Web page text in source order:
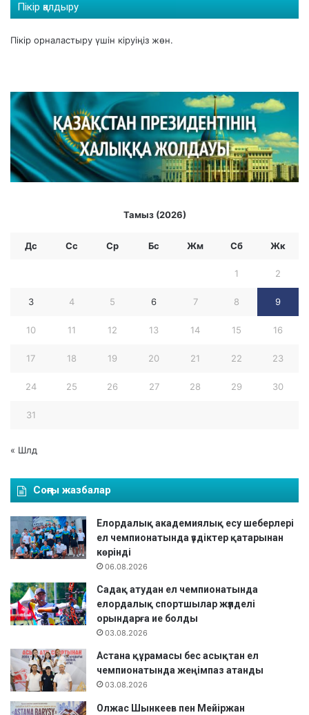
Пікір қалдыру
Пікір орналастыру үшін кіруіңіз жөн.
Тамыз (2026)
Дс Сс Ср Бc Жм Сб Жк
1 2
3 4 5 6 7 8 9
10 11 12 13 14 15 16
17 18 19 20 21 22 23
24 25 26 27 28 29 30
31
« Шлд
Соңғы жазбалар
Елордалық академиялық есу шеберлері
ел чемпионатында үздіктер қатарынан
көрінді
06.08.2026
Садақ атудан ел чемпионатында
елордалық спортшылар жүлделі
орындарға ие болды
03.08.2026
Астана құрамасы бес асықтан ел
чемпионатында жеңімпаз атанды
03.08.2026
Олжас Шынкеев пен Мейіржан